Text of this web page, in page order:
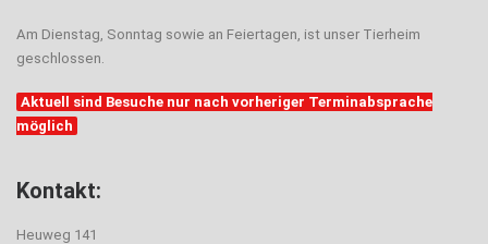
Am Dienstag, Sonntag sowie an Feiertagen, ist unser Tierheim
geschlossen.
Aktuell sind Besuche nur nach vorheriger Terminabsprache
möglich
Kontakt:
Heuweg 141